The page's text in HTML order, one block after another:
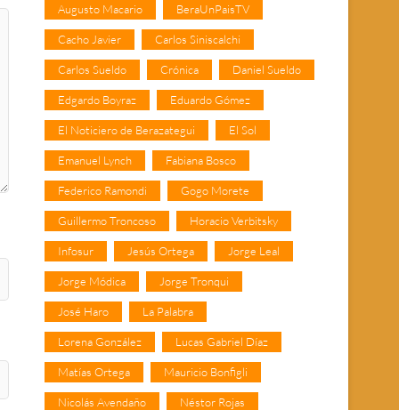
Augusto Macario BeraUnPaisTV
Cacho Javier Carlos Siniscalchi
Carlos Sueldo Crónica Daniel Sueldo
Edgardo Boyraz Eduardo Gómez
El Noticiero de Berazategui El Sol
Emanuel Lynch Fabiana Bosco
Federico Ramondi Gogo Morete
Guillermo Troncoso Horacio Verbitsky
Infosur Jesús Ortega Jorge Leal
Jorge Módica Jorge Tronqui
José Haro La Palabra
Lorena González Lucas Gabriel Díaz
Matías Ortega Mauricio Bonfigli
Nicolás Avendaño Néstor Rojas